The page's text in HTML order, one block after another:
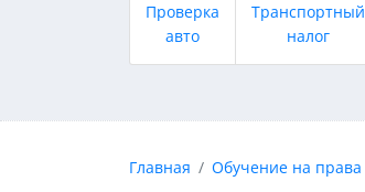
Проверка
авто
Транспортный
налог
Главная Обучение на права